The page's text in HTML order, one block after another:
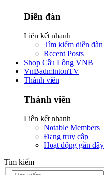
Diễn đàn
Liên kết nhanh
Tìm kiếm diễn đàn
Recent Posts
Shop Cầu Lông VNB
VnBadmintonTV
Thành viên
Thành viên
Liên kết nhanh
Notable Members
Đang truy cập
Hoạt động gần đây
Tìm kiếm